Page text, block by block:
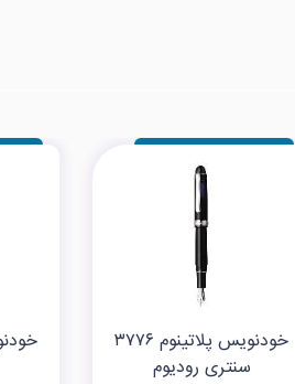
خودنویس پلاتینوم ۳۷۷۶
سنتری رودیوم